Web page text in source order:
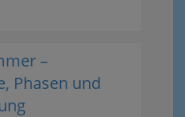
–
Phasen und